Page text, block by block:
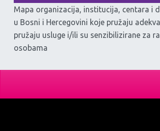
Mapa organizacija, institucija, centara i
u Bosni i Hercegovini koje pružaju
pružaju usluge i/ili su senzibilizirane za
osobama